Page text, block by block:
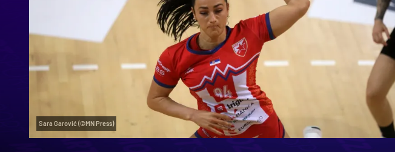
Sara Garović (©MN Press)